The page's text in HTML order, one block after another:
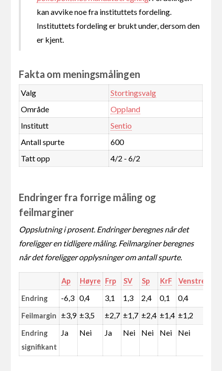
kan avvike noe fra instituttets fordeling.
Instituttets fordeling er brukt under, dersom den
er kjent.
Fakta om meningsmålingen
Valg
Stortingsvalg
Område
Oppland
Institutt
Sentio
Antall spurte
600
Tatt opp
4/2 - 6/2
Endringer fra forrige måling og
feilmarginer
Oppslutning i prosent. Endringer beregnes når det
foreligger en tidligere måling. Feilmarginer beregnes
når det foreligger opplysninger om antall spurte.
Ap Høyre Frp SV Sp KrF Venstre
Endring -6,3 0,4 3,1 1,3 2,4 0,1 0,4
Feilmargin ±3,9 ±3,5 ±2,7 ±1,7 ±2,4 ±1,4 ±1,2
Endring
signifikant
Ja Nei Ja Nei Nei Nei Nei